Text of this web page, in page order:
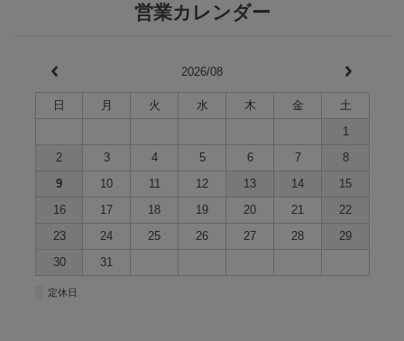
営業カレンダー
2026/08
日 月 火 水 木 金
土
1
2
3 4 5 6 7
8
9
10 11 12 13 14
15
16
17 18 19 20 21
22
23
24 25 26 27 28
29
30
31
定休日